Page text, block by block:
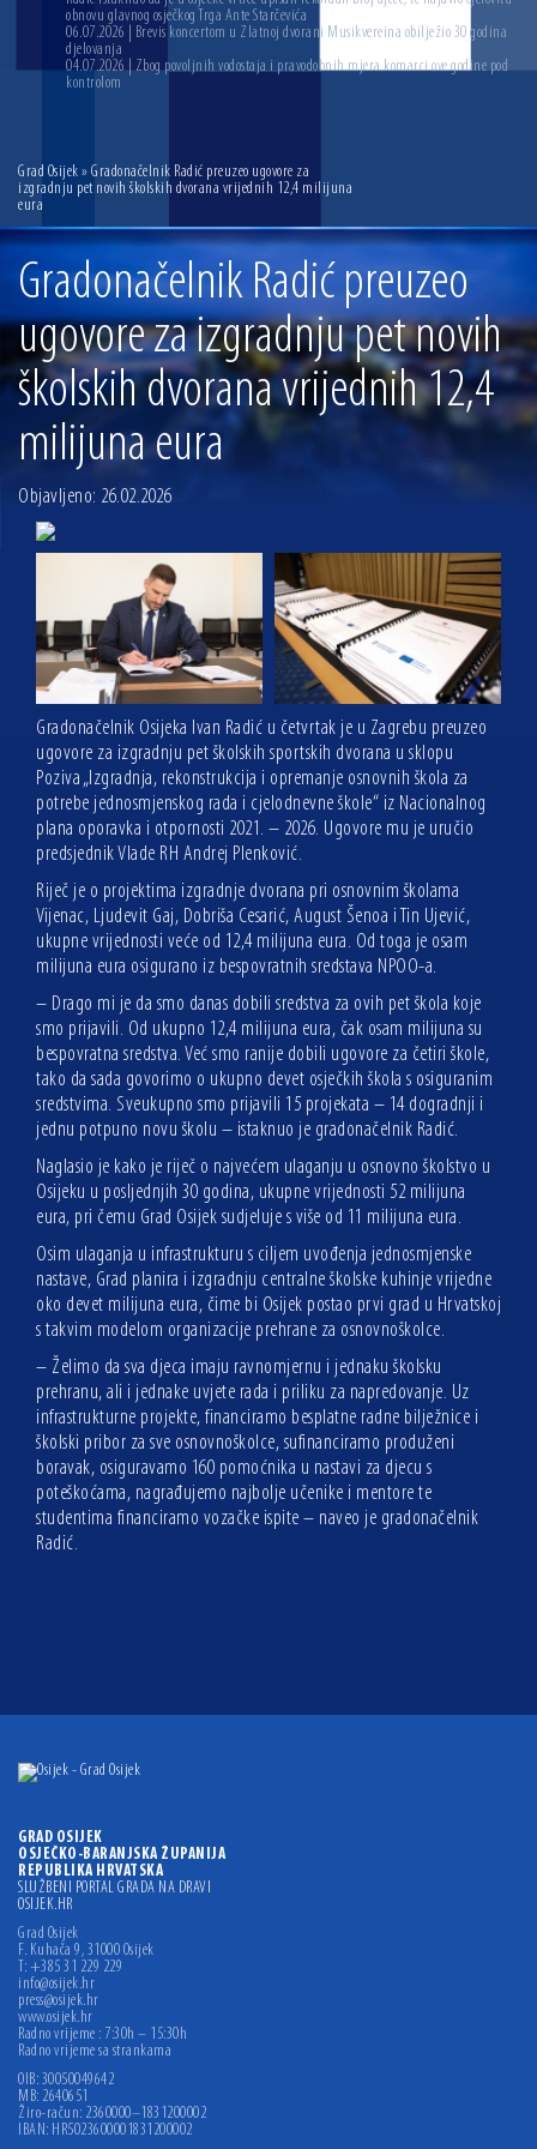
obnovu glavnog osječkog Trga Ante Starčevića
06.07.2026 | Brevis koncertom u Zlatnoj dvorani Musikvereina obilježio 30 godina
djelovanja
04.07.2026 | Zbog povoljnih vodostaja i pravodobnih mjera komarci ove godine pod
kontrolom
Grad Osijek » Gradonačelnik Radić preuzeo ugovore za
izgradnju pet novih školskih dvorana vrijednih 12,4 milijuna
eura
Gradonačelnik Radić preuzeo
ugovore za izgradnju pet novih
školskih dvorana vrijednih 12,4
milijuna eura
Objavljeno: 26.02.2026
Gradonačelnik Osijeka Ivan Radić u četvrtak je u Zagrebu preuzeo
ugovore za izgradnju pet školskih sportskih dvorana u sklopu
Poziva „Izgradnja, rekonstrukcija i opremanje osnovnih škola za
potrebe jednosmjenskog rada i cjelodnevne škole“ iz Nacionalnog
plana oporavka i otpornosti 2021. – 2026. Ugovore mu je uručio
predsjednik Vlade RH Andrej Plenković.
Riječ je o projektima izgradnje dvorana pri osnovnim školama
Vijenac, Ljudevit Gaj, Dobriša Cesarić, August Šenoa i Tin Ujević,
ukupne vrijednosti veće od 12,4 milijuna eura. Od toga je osam
milijuna eura osigurano iz bespovratnih sredstava NPOO-a.
– Drago mi je da smo danas dobili sredstva za ovih pet škola koje
smo prijavili. Od ukupno 12,4 milijuna eura, čak osam milijuna su
bespovratna sredstva. Već smo ranije dobili ugovore za četiri škole,
tako da sada govorimo o ukupno devet osječkih škola s osiguranim
sredstvima. Sveukupno smo prijavili 15 projekata – 14 dogradnji i
jednu potpuno novu školu – istaknuo je gradonačelnik Radić.
Naglasio je kako je riječ o najvećem ulaganju u osnovno školstvo u
Osijeku u posljednjih 30 godina, ukupne vrijednosti 52 milijuna
eura, pri čemu Grad Osijek sudjeluje s više od 11 milijuna eura.
Osim ulaganja u infrastrukturu s ciljem uvođenja jednosmjenske
nastave, Grad planira i izgradnju centralne školske kuhinje vrijedne
oko devet milijuna eura, čime bi Osijek postao prvi grad u Hrvatskoj
s takvim modelom organizacije prehrane za osnovnoškolce.
– Želimo da sva djeca imaju ravnomjernu i jednaku školsku
prehranu, ali i jednake uvjete rada i priliku za napredovanje. Uz
infrastrukturne projekte, financiramo besplatne radne bilježnice i
školski pribor za sve osnovnoškolce, sufinanciramo produženi
boravak, osiguravamo 160 pomoćnika u nastavi za djecu s
poteškoćama, nagrađujemo najbolje učenike i mentore te
studentima financiramo vozačke ispite – naveo je gradonačelnik
Radić.
GRAD OSIJEK
OSJEČKO-BARANJSKA ŽUPANIJA
REPUBLIKA HRVATSKA
SLUŽBENI PORTAL GRADA NA DRAVI
OSIJEK.HR
Grad Osijek
F. Kuhača 9, 31000 Osijek
T: +385 31 229 229
info@osijek.hr
press@osijek.hr
www.osijek.hr
Radno vrijeme : 7:30h – 15:30h
Radno vrijeme sa strankama
OIB: 30050049642
MB: 2640651
Žiro-račun: 2360000–1831200002
IBAN: HR5023600001831200002